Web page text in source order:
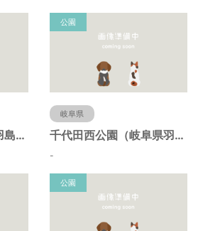
平成パーク（岐阜県羽島市）
公園
岐阜県
千代田西公園（岐阜県羽島市）
-
公園